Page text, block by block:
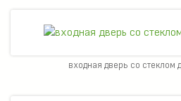
входная дверь со стеклом